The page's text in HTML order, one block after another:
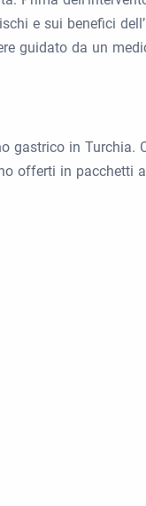
e sui benefici
guidato da un
gastrico in Turchia.
offerti in pacchetti